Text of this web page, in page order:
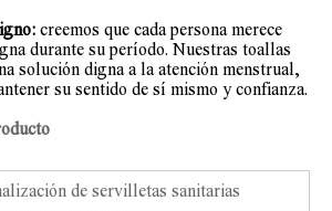
creemos que cada persona merece
durante su período. Nuestras toallas
solución digna a la atención menstrual,
su sentido de sí mismo y confianza.
de servilletas sanitarias